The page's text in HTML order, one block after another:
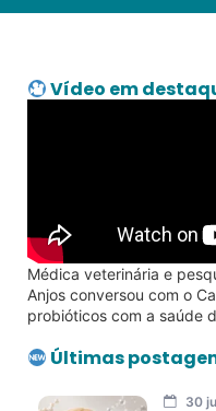
Vídeo em
Médica veterinária e
Anjos conversou com o
probióticos com a saúde
Últimas
30